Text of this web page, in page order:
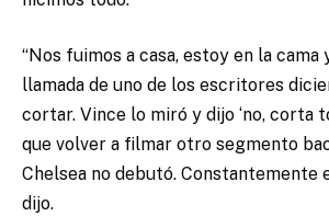
“Nos fuimos a casa, estoy en la cama
llamada de uno de los escritores
cortar. Vince lo miró y dijo ‘no, corta
que volver a filmar otro segmento
Chelsea no debutó. Constantemente
dijo.